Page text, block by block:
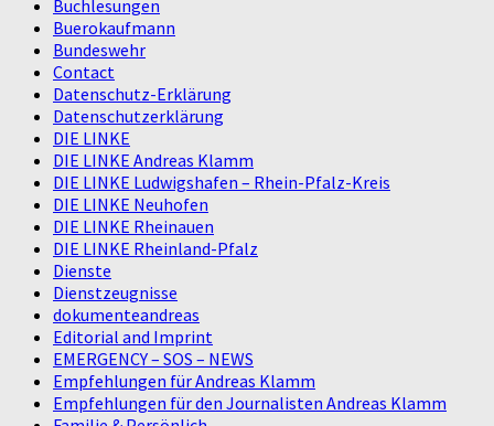
Buchlesungen
Buerokaufmann
Bundeswehr
Contact
Datenschutz-Erklärung
Datenschutzerklärung
DIE LINKE
DIE LINKE Andreas Klamm
DIE LINKE Ludwigshafen – Rhein-Pfalz-Kreis
DIE LINKE Neuhofen
DIE LINKE Rheinauen
DIE LINKE Rheinland-Pfalz
Dienste
Dienstzeugnisse
dokumenteandreas
Editorial and Imprint
EMERGENCY – SOS – NEWS
Empfehlungen für Andreas Klamm
Empfehlungen für den Journalisten Andreas Klamm